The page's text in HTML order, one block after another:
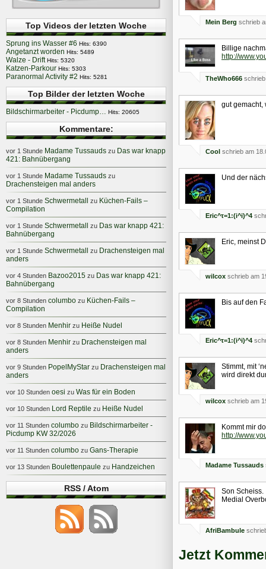
Mein Berg schrieb
Billige
http://
TheWho666
gut gemacht,
Cool schrieb am
Und der
Eric^τ=1:(i^i)^4
Eric, meinst
wilcox schrieb am
Bis auf den
Eric^τ=1:(i^i)^4
Stimmt, mit
wird direkt
wilcox schrieb am
Kommt mir
http://
Madame Tussauds
Son Scheiss.
Medial
AfriBambule
Jetzt
Top Videos der letzten Woche
Sprung ins Wasser #6 Hits: 6390
Angetanzt worden Hits: 5489
Walze - Drift Hits: 5320
Katzen-Parkour Hits: 5303
Paranormal Activity #2 Hits: 5281
Top Bilder der letzten Woche
Bildschirmarbeiter - Picdump… Hits: 20605
Kommentare:
vor 1 Stunde Madame Tussauds zu Das war knapp
421: Bahnübergang
vor 1 Stunde Madame Tussauds zu
Drachensteigen mal anders
vor 1 Stunde Schwermetall zu Küchen-Fails –
Compilation
vor 1 Stunde Schwermetall zu Das war knapp 421:
Bahnübergang
vor 1 Stunde Schwermetall zu Drachensteigen mal
anders
vor 4 Stunden Bazoo2015 zu Das war knapp 421:
Bahnübergang
vor 8 Stunden columbo zu Küchen-Fails –
Compilation
vor 8 Stunden Menhir zu Heiße Nudel
vor 8 Stunden Menhir zu Drachensteigen mal
anders
vor 9 Stunden PopelMyStar zu Drachensteigen mal
anders
vor 10 Stunden oesi zu Was für ein Boden
vor 10 Stunden Lord Reptile zu Heiße Nudel
vor 11 Stunden columbo zu Bildschirmarbeiter -
Picdump KW 32/2026
vor 11 Stunden columbo zu Gans-Therapie
vor 13 Stunden Boulettenpaule zu Handzeichen
RSS / Atom